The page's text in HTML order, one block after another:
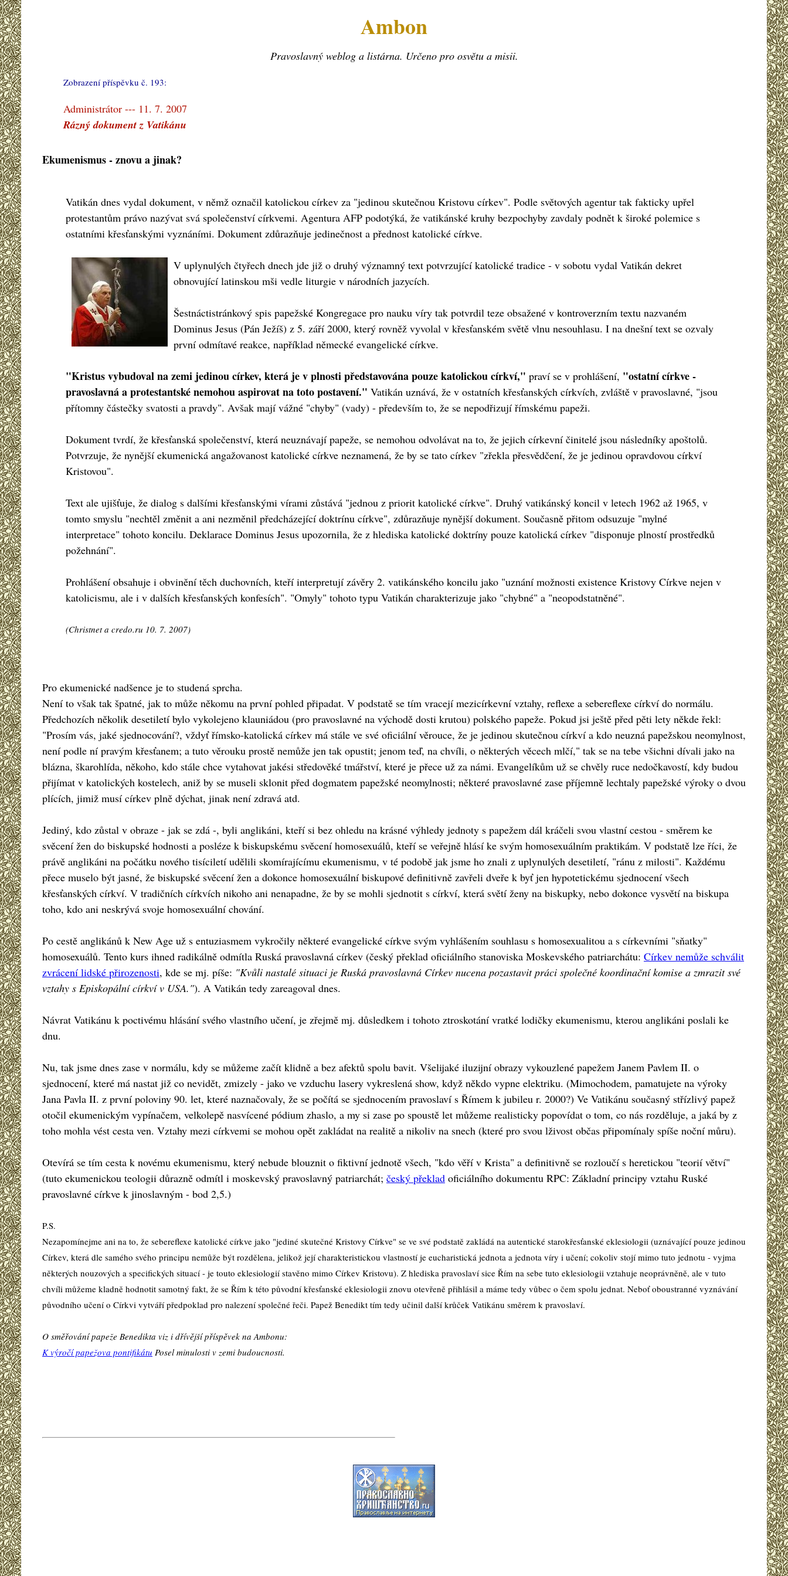
Ambon
Pravoslavný weblog a listárna. Určeno pro osvětu a misii.
Zobrazení příspěvku č. 193:
Administrátor --- 11. 7. 2007
Rázný dokument z Vatikánu
Ekumenismus - znovu a jinak?
Vatikán dnes vydal dokument, v němž označil katolickou církev za "jedinou skutečnou Kristovu církev". Podle světových agentur tak fakticky upřel
protestantům právo nazývat svá společenství církvemi. Agentura AFP podotýká, že vatikánské kruhy bezpochyby zavdaly podnět k široké polemice s
ostatními křesťanskými vyznáními. Dokument zdůrazňuje jedinečnost a přednost katolické církve.
V uplynulých čtyřech dnech jde již o druhý významný text potvrzující katolické tradice - v sobotu vydal Vatikán dekret
obnovující latinskou mši vedle liturgie v národních jazycích.
Šestnáctistránkový spis papežské Kongregace pro nauku víry tak potvrdil teze obsažené v kontroverzním textu nazvaném
Dominus Jesus (Pán Ježíš) z 5. září 2000, který rovněž vyvolal v křesťanském světě vlnu nesouhlasu. I na dnešní text se ozvaly
první odmítavé reakce, například německé evangelické církve.
"Kristus vybudoval na zemi jedinou církev, která je v plnosti představována pouze katolickou církví," praví se v prohlášení, "ostatní církve -
pravoslavná a protestantské nemohou aspirovat na toto postavení." Vatikán uznává, že v ostatních křesťanských církvích, zvláště v pravoslavné, "jsou
přítomny částečky svatosti a pravdy". Avšak mají vážné "chyby" (vady) - především to, že se nepodřizují římskému papeži.
Dokument tvrdí, že křesťanská společenství, která neuznávají papeže, se nemohou odvolávat na to, že jejich církevní činitelé jsou následníky apoštolů.
Potvrzuje, že nynější ekumenická angažovanost katolické církve neznamená, že by se tato církev "zřekla přesvědčení, že je jedinou opravdovou církví
Kristovou".
Text ale ujišťuje, že dialog s dalšími křesťanskými vírami zůstává "jednou z priorit katolické církve". Druhý vatikánský koncil v letech 1962 až 1965, v
tomto smyslu "nechtěl změnit a ani nezměnil předcházející doktrínu církve", zdůrazňuje nynější dokument. Současně přitom odsuzuje "mylné
interpretace" tohoto koncilu. Deklarace Dominus Jesus upozornila, že z hlediska katolické doktríny pouze katolická církev "disponuje plností prostředků
požehnání".
Prohlášení obsahuje i obvinění těch duchovních, kteří interpretují závěry 2. vatikánského koncilu jako "uznání možnosti existence Kristovy Církve nejen v
katolicismu, ale i v dalších křesťanských konfesích". "Omyly" tohoto typu Vatikán charakterizuje jako "chybné" a "neopodstatněné".
(Christnet a credo.ru 10. 7. 2007)
Pro ekumenické nadšence je to studená sprcha.
Není to však tak špatné, jak to může někomu na první pohled připadat. V podstatě se tím vracejí mezicírkevní vztahy, reflexe a sebereflexe církví do normálu.
Předchozích několik desetiletí bylo vykolejeno klauniádou (pro pravoslavné na východě dosti krutou) polského papeže. Pokud jsi ještě před pěti lety někde řekl:
"Prosím vás, jaké sjednocování?, vždyť římsko-katolická církev má stále ve své oficiální věrouce, že je jedinou skutečnou církví a kdo neuzná papežskou neomylnost,
není podle ní pravým křesťanem; a tuto věrouku prostě nemůže jen tak opustit; jenom teď, na chvíli, o některých věcech mlčí," tak se na tebe všichni dívali jako na
blázna, škarohlída, někoho, kdo stále chce vytahovat jakési středověké tmářství, které je přece už za námi. Evangelíkům už se chvěly ruce nedočkavostí, kdy budou
přijímat v katolických kostelech, aniž by se museli sklonit před dogmatem papežské neomylnosti; některé pravoslavné zase příjemně lechtaly papežské výroky o dvou
plících, jimiž musí církev plně dýchat, jinak není zdravá atd.
Jediný, kdo zůstal v obraze - jak se zdá -, byli anglikáni, kteří si bez ohledu na krásné výhledy jednoty s papežem dál kráčeli svou vlastní cestou - směrem ke
svěcení žen do biskupské hodnosti a posléze k biskupskému svěcení homosexuálů, kteří se veřejně hlásí ke svým homosexuálním praktikám. V podstatě lze říci, že
právě anglikáni na počátku nového tisíciletí udělili skomírajícímu ekumenismu, v té podobě jak jsme ho znali z uplynulých desetiletí, "ránu z milosti". Každému
přece muselo být jasné, že biskupské svěcení žen a dokonce homosexuální biskupové definitivně zavřeli dveře k byť jen hypotetickému sjednocení všech
křesťanských církví. V tradičních církvích nikoho ani nenapadne, že by se mohli sjednotit s církví, která světí ženy na biskupky, nebo dokonce vysvětí na biskupa
toho, kdo ani neskrývá svoje homosexuální chování.
Po cestě anglikánů k New Age už s entuziasmem vykročily některé evangelické církve svým vyhlášením souhlasu s homosexualitou a s církevními "sňatky"
homosexuálů. Tento kurs ihned radikálně odmítla Ruská pravoslavná církev (český překlad oficiálního stanoviska Moskevského patriarchátu: Církev nemůže schválit
zvrácení lidské přirozenosti, kde se mj. píše: "Kvůli nastalé situaci je Ruská pravoslavná Církev nucena pozastavit práci společné koordinační komise a zmrazit své
vztahy s Episkopální církví v USA."). A Vatikán tedy zareagoval dnes.
Návrat Vatikánu k poctivému hlásání svého vlastního učení, je zřejmě mj. důsledkem i tohoto ztroskotání vratké lodičky ekumenismu, kterou anglikáni poslali ke
dnu.
Nu, tak jsme dnes zase v normálu, kdy se můžeme začít klidně a bez afektů spolu bavit. Všelijaké iluzijní obrazy vykouzlené papežem Janem Pavlem II. o
sjednocení, které má nastat již co nevidět, zmizely - jako ve vzduchu lasery vykreslená show, když někdo vypne elektriku. (Mimochodem, pamatujete na výroky
Jana Pavla II. z první poloviny 90. let, které naznačovaly, že se počítá se sjednocením pravoslaví s Římem k jubileu r. 2000?) Ve Vatikánu současný střízlivý papež
otočil ekumenickým vypínačem, velkolepě nasvícené pódium zhaslo, a my si zase po spoustě let můžeme realisticky popovídat o tom, co nás rozděluje, a jaká by z
toho mohla vést cesta ven. Vztahy mezi církvemi se mohou opět zakládat na realitě a nikoliv na snech (které pro svou lživost občas připomínaly spíše noční můru).
Otevírá se tím cesta k novému ekumenismu, který nebude blouznit o fiktivní jednotě všech, "kdo věří v Krista" a definitivně se rozloučí s heretickou "teorií větví"
(tuto ekumenickou teologii důrazně odmítl i moskevský pravoslavný patriarchát; český překlad oficiálního dokumentu RPC: Základní principy vztahu Ruské
pravoslavné církve k jinoslavným - bod 2,5.)
P.S.
Nezapomínejme ani na to, že sebereflexe katolické církve jako "jediné skutečné Kristovy Církve" se ve své podstatě zakládá na autentické starokřesťanské eklesiologii (uznávající pouze jedinou
Církev, která dle samého svého principu nemůže být rozdělena, jelikož její charakteristickou vlastností je eucharistická jednota a jednota víry i učení; cokoliv stojí mimo tuto jednotu - vyjma
některých nouzových a specifických situací - je touto eklesiologií stavěno mimo Církev Kristovu). Z hlediska pravoslaví sice Řím na sebe tuto eklesiologii vztahuje neoprávněně, ale v tuto
chvíli můžeme kladně hodnotit samotný fakt, že se Řím k této původní křesťanské eklesiologii znovu otevřeně přihlásil a máme tedy vůbec o čem spolu jednat. Neboť oboustranné vyznávání
původního učení o Církvi vytváří předpoklad pro nalezení společné řeči. Papež Benedikt tím tedy učinil další krůček Vatikánu směrem k pravoslaví.
O směřování papeže Benedikta viz i dřívější příspěvek na Ambonu:
K výročí papežova pontifikátu Posel minulosti v zemi budoucnosti.